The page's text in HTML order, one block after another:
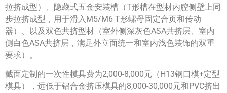
拉挤成型）、隐藏式五金安装槽（T形槽在型材内腔侧壁上同
步拉挤成型，用于滑入M5/M6 T形螺母固定合页和传动
器）、以及双色共挤型材（室外侧深灰色ASA共挤层、室内
侧白色ASA共挤层，满足外立面统一和室内浅色装饰的双重
要求）。
截面定制的一次性模具费为2,000-8,000元（H13钢口模+定型
模具），远低于铝合金挤压模具的8,000-30,000元和PVC挤出